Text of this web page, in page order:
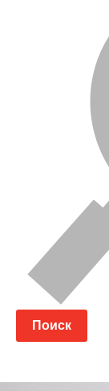
Поиск